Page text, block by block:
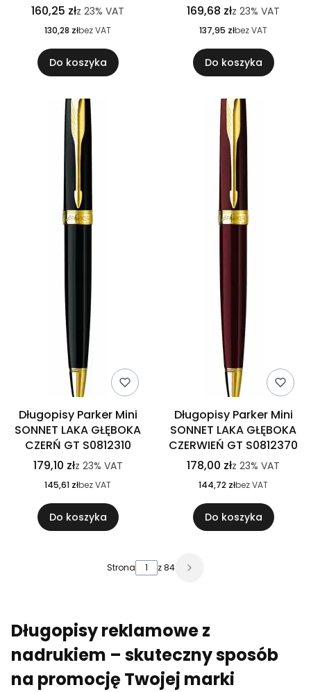
160,25 złz 23% VAT
130,28 złbez VAT
Do koszyka
169,68 złz 23% VAT
137,95 złbez VAT
Do koszyka
Długopisy Parker Mini
SONNET LAKA GŁĘBOKA
CZERŃ GT S0812310
179,10 złz 23% VAT
145,61 złbez VAT
Do koszyka
Długopisy Parker Mini
SONNET LAKA GŁĘBOKA
CZERWIEŃ GT S0812370
178,00 złz 23% VAT
144,72 złbez VAT
Do koszyka
Strona z 84
Długopisy reklamowe z
nadrukiem – skuteczny sposób
na promocję Twojej marki